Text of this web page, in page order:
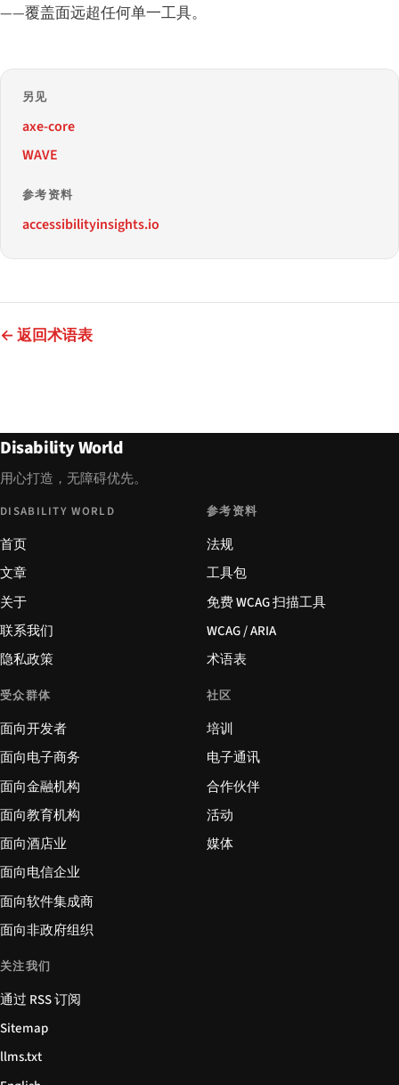
——覆盖面远超任何单一工具。
另见
axe-core
WAVE
参考资料
accessibilityinsights.io
← 返回术语表
Disability World
用心打造，无障碍优先。
DISABILITY WORLD
首页
文章
关于
联系我们
隐私政策
参考资料
法规
工具包
免费 WCAG 扫描工具
WCAG / ARIA
术语表
受众群体
面向开发者
面向电子商务
面向金融机构
面向教育机构
面向酒店业
面向电信企业
面向软件集成商
面向非政府组织
社区
培训
电子通讯
合作伙伴
活动
媒体
关注我们
通过 RSS 订阅
Sitemap
llms.txt